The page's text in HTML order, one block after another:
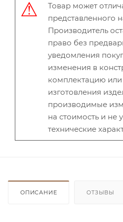
Товар может
представленного
Производитель
право без
уведомления
изменения в
комплектацию
изготовления
производимые
на стоимость и не
технические
ОПИСАНИЕ ОТЗЫВЫ